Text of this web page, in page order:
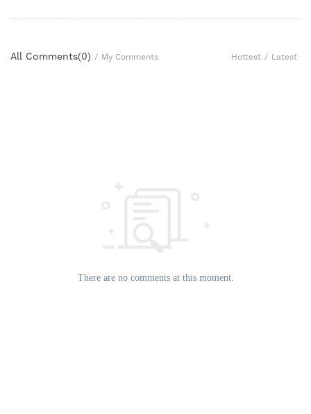
All Comments(0) / My Comments Hottest / Latest
There are no comments at this moment.